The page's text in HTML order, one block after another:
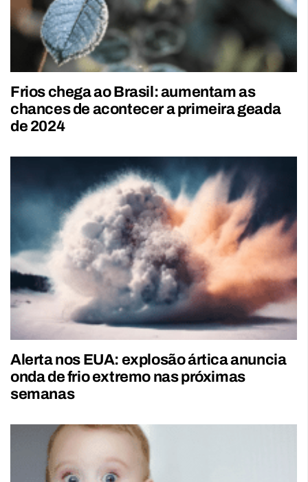
Frios chega ao Brasil: aumentam as
chances de acontecer a primeira geada
de 2024
Alerta nos EUA: explosão ártica anuncia
onda de frio extremo nas próximas
semanas